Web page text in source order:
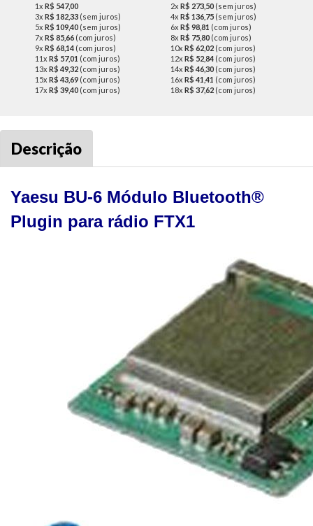
1x R$ 547,00 2x R$ 273,50 (sem juros)
3x R$ 182,33 (sem juros) 4x R$ 136,75 (sem juros)
5x R$ 109,40 (sem juros) 6x R$ 98,81 (com juros)
7x R$ 85,66 (com juros) 8x R$ 75,80 (com juros)
9x R$ 68,14 (com juros) 10x R$ 62,02 (com juros)
11x R$ 57,01 (com juros) 12x R$ 52,84 (com juros)
13x R$ 49,32 (com juros) 14x R$ 46,30 (com juros)
15x R$ 43,69 (com juros) 16x R$ 41,41 (com juros)
17x R$ 39,40 (com juros) 18x R$ 37,62 (com juros)
Descrição
Yaesu BU-6 Módulo Bluetooth®
Plugin para rádio FTX1